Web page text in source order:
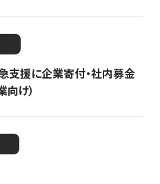
支援に企業寄付・社内募金
け）